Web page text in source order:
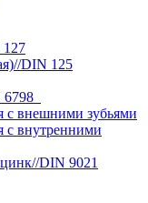
DIN 125
6798
с внешними зубьями
с внутренними
DIN 9021